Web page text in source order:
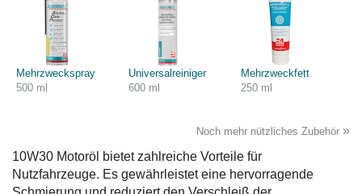
Mehrzweckspray
500 ml
Universalreiniger
600 ml
Mehrzweckfett
250 ml
Noch mehr nützliches Zubehör »
10W30 Motoröl bietet zahlreiche Vorteile für
Nutzfahrzeuge. Es gewährleistet eine hervorragende